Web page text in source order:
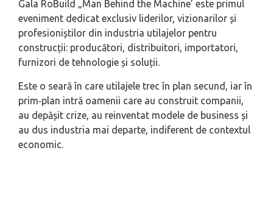
Gala RoBuild „Man Behind the Machine’ este primul
eveniment dedicat exclusiv liderilor, vizionarilor și
profesioniștilor din industria utilajelor pentru
construcții: producători, distribuitori, importatori,
furnizori de tehnologie și soluții.
Este o seară în care utilajele trec în plan secund, iar în
prim‑plan intră oamenii care au construit companii,
au depășit crize, au reinventat modele de business și
au dus industria mai departe, indiferent de contextul
economic.